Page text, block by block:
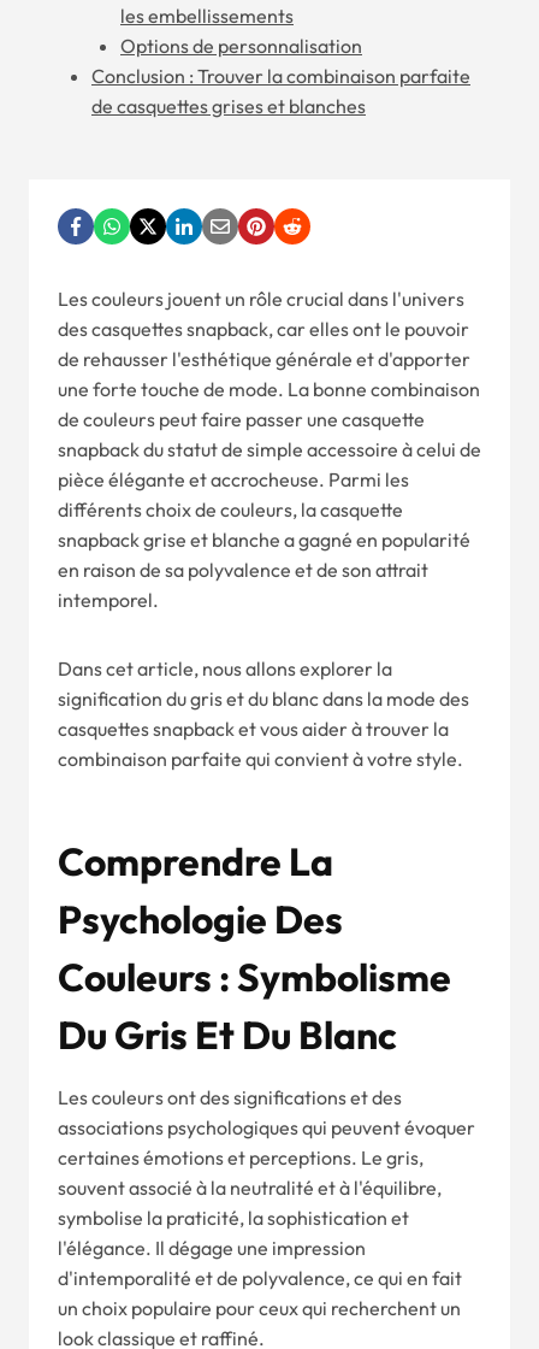
les embellissements
Options de personnalisation
Conclusion : Trouver la combinaison parfaite
de casquettes grises et blanches
Les couleurs jouent un rôle crucial dans l'univers
des casquettes snapback, car elles ont le pouvoir
de rehausser l'esthétique générale et d'apporter
une forte touche de mode. La bonne combinaison
de couleurs peut faire passer une casquette
snapback du statut de simple accessoire à celui de
pièce élégante et accrocheuse. Parmi les
différents choix de couleurs, la casquette
snapback grise et blanche a gagné en popularité
en raison de sa polyvalence et de son attrait
intemporel.
Dans cet article, nous allons explorer la
signification du gris et du blanc dans la mode des
casquettes snapback et vous aider à trouver la
combinaison parfaite qui convient à votre style.
Comprendre La
Psychologie Des
Couleurs : Symbolisme
Du Gris Et Du Blanc
Les couleurs ont des significations et des
associations psychologiques qui peuvent évoquer
certaines émotions et perceptions. Le gris,
souvent associé à la neutralité et à l'équilibre,
symbolise la praticité, la sophistication et
l'élégance. Il dégage une impression
d'intemporalité et de polyvalence, ce qui en fait
un choix populaire pour ceux qui recherchent un
look classique et raffiné.